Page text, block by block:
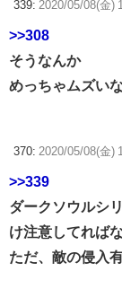
339: 2020/05/08(金)
>>308
そうなんか
めっちゃムズい
370: 2020/05/08(金)
>>339
ダークソウルシ
け注意してれば
ただ、敵の侵入